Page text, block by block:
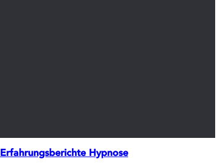
ErfahrungsberichteHypnose